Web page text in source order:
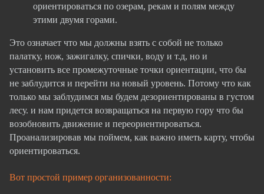
ориентироваться по озерам, рекам и полям между
этими двумя горами.
Это означает что мы должны взять с собой не только
палатку, нож, зажигалку, спички, воду и т.д, но и
установить все промежуточные точки ориентации, что бы
не заблудится и перейти на новый уровень. Потому что как
только мы заблудимся мы будем дезориентированы в густом
лесу. и нам придется возвращаться на первую гору что бы
возобновить движение и переориентироваться.
Проанализировав мы поймем, как важно иметь карту, чтобы
ориентироваться.
Вот простой пример организованности: